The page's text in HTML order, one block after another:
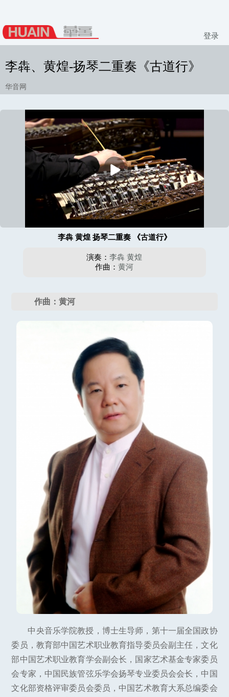
登录
李犇、黄煌-扬琴二重奏《古道行》
华音网
播
放
李犇 黄煌 扬琴二重奏 《古道行》
演奏：李犇 黄煌
作曲：黄河
作曲：黄河
中央音乐学院教授，博士生导师，第十一届全国政协
委员，教育部中国艺术职业教育指导委员会副主任，文化
部中国艺术职业教育学会副会长，国家艺术基金专家委员
会专家，中国民族管弦乐学会扬琴专业委员会会长，中国
文化部资格评审委员会委员，中国艺术教育大系总编委会